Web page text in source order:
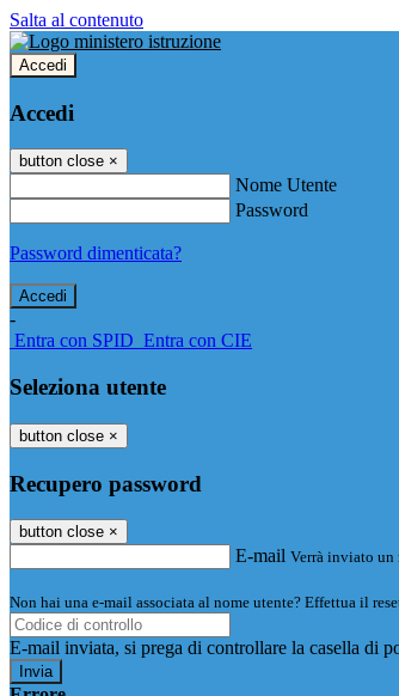
Salta al contenuto
Accedi
Accedi
button close ×
Nome Utente
Password
Password dimenticata?
-
Entra con SPID Entra con CIE
Seleziona utente
button close ×
Recupero password
button close ×
E-mail Verrà inviato un
Non hai una e-mail associata al nome utente? Effettua il
E-mail inviata, si prega di controllare la casella di